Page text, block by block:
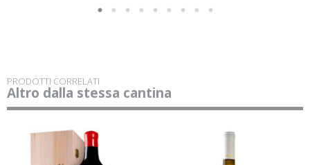
PRODOTTI CORRELATI
Altro dalla stessa cantina